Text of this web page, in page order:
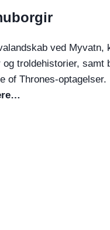
ved Myvatn,
og troldehistorier, samt
of Thrones-optagelser.